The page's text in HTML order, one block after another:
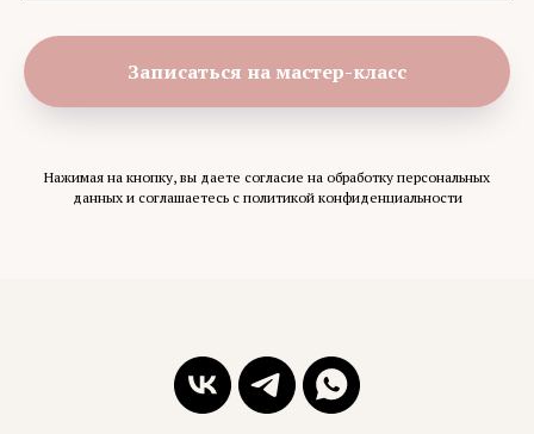
Записаться на мастер-класс
Нажимая на кнопку, вы даете согласие на обработку персональных
данных и соглашаетесь c политикой конфиденциальности